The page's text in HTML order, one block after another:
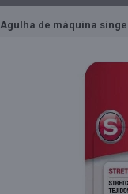
Agulha de máquina